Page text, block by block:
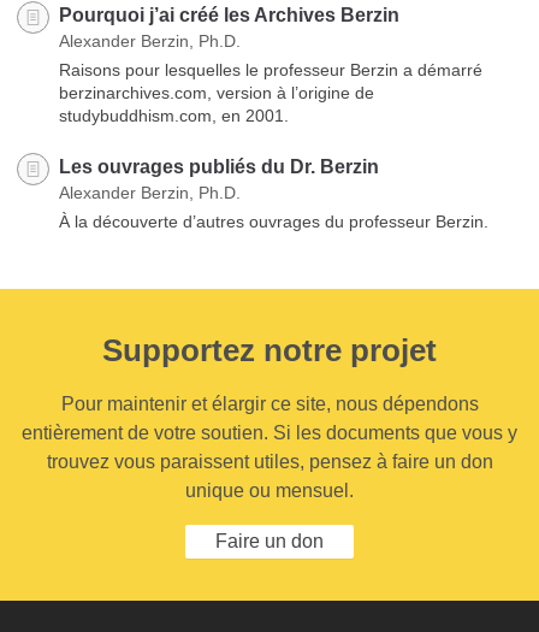
Pourquoi j’ai créé les Archives Berzin
Alexander Berzin, Ph.D.
Raisons pour lesquelles le professeur Berzin a démarré
berzinarchives.com, version à l’origine de
studybuddhism.com, en 2001.
Les ouvrages publiés du Dr. Berzin
Alexander Berzin, Ph.D.
À la découverte d’autres ouvrages du professeur Berzin.
Supportez notre projet
Pour maintenir et élargir ce site, nous dépendons
entièrement de votre soutien. Si les documents que vous y
trouvez vous paraissent utiles, pensez à faire un don
unique ou mensuel.
Faire un don